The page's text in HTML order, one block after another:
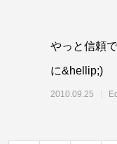
やっと信頼
に&hellip;)
2010.09.25